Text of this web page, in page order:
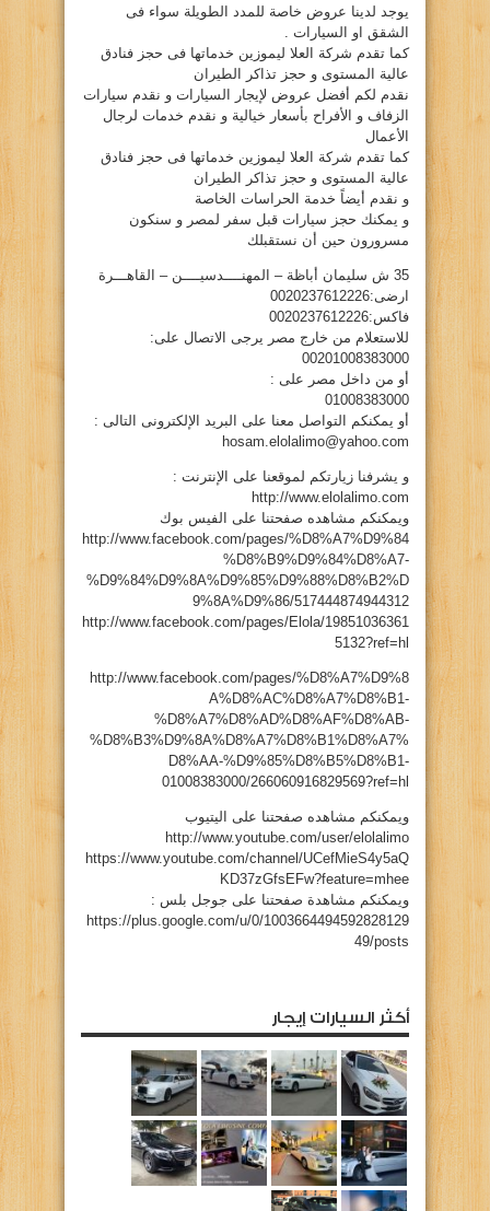
يوجد لدينا عروض خاصة للمدد الطويلة سواء فى
الشقق او السيارات .
كما تقدم شركة العلا ليموزين خدماتها فى حجز فنادق
عالية المستوى و حجز تذاكر الطيران
نقدم لكم أفضل عروض لإيجار السيارات و نقدم سيارات
الزفاف و الأفراح بأسعار خيالية و نقدم خدمات لرجال
الأعمال
كما تقدم شركة العلا ليموزين خدماتها فى حجز فنادق
عالية المستوى و حجز تذاكر الطيران
و نقدم أيضاً خدمة الحراسات الخاصة
و يمكنك حجز سيارات قبل سفر لمصر و سنكون
مسرورون حين أن نستقبلك
35 ش سليمان أباظة – المهنــــدسيــــن – القاهـــرة
ارضى:0020237612226
فاكس:0020237612226
للاستعلام من خارج مصر يرجى الاتصال على:
00201008383000
أو من داخل مصر على :
01008383000
أو يمكنكم التواصل معنا على البريد الإلكترونى التالى :
hosam.elolalimo@yahoo.com
و يشرفنا زيارتكم لموقعنا على الإنترنت :
http://www.elolalimo.com
ويمكنكم مشاهده صفحتنا على الفيس بوك
http://www.facebook.com/pages/%D8%A7%D9%84
%D8%B9%D9%84%D8%A7-
%D9%84%D9%8A%D9%85%D9%88%D8%B2%D
9%8A%D9%86/517444874944312
http://www.facebook.com/pages/Elola/19851036361
5132?ref=hl
http://www.facebook.com/pages/%D8%A7%D9%8
A%D8%AC%D8%A7%D8%B1-
%D8%A7%D8%AD%D8%AF%D8%AB-
%D8%B3%D9%8A%D8%A7%D8%B1%D8%A7%
D8%AA-%D9%85%D8%B5%D8%B1-
01008383000/266060916829569?ref=hl
ويمكنكم مشاهده صفحتنا على اليتيوب
http://www.youtube.com/user/elolalimo
https://www.youtube.com/channel/UCefMieS4y5aQ
KD37zGfsEFw?feature=mhee
ويمكنكم مشاهدة صفحتنا على جوجل بلس :
https://plus.google.com/u/0/1003664494592828129
49/posts
أكثر السيارات إيجار